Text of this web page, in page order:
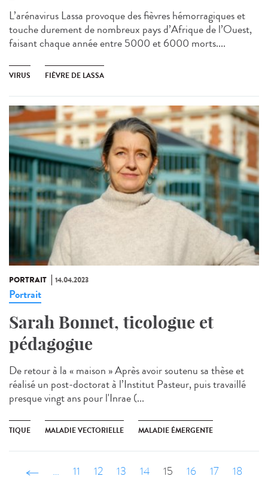
L’arénavirus Lassa provoque des fièvres hémorragiques et
touche durement de nombreux pays d’Afrique de l’Ouest,
faisant chaque année entre 5000 et 6000 morts....
VIRUS FIÈVRE DE LASSA
PORTRAIT 14.04.2023
Portrait
Sarah Bonnet, ticologue et
pédagogue
De retour à la « maison » Après avoir soutenu sa thèse et
réalisé un post-doctorat à l’Institut Pasteur, puis travaillé
presque vingt ans pour l'Inrae (...
TIQUE MALADIE VECTORIELLE MALADIE ÉMERGENTE
‹ précédent
… 11 12 13 14 15 16 17 18